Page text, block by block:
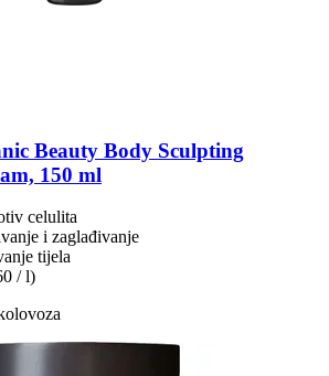
Beauty Body Sculpting
150 ml
celulita
i zaglađivanje
tijela
/ l)